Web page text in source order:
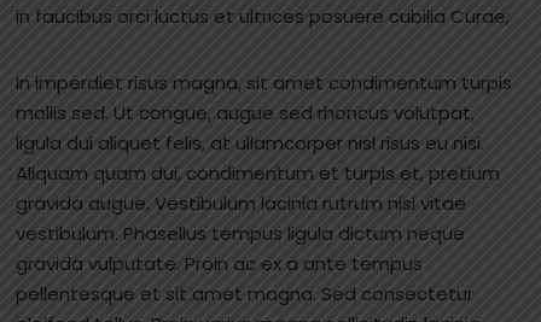
in faucibus orci luctus et ultrices posuere cubilia Curae;
In imperdiet risus magna, sit amet condimentum turpis
mollis sed. Ut congue, augue sed rhoncus volutpat,
ligula dui aliquet felis, at ullamcorper nisl risus eu nisi.
Aliquam quam dui, condimentum et turpis et, pretium
gravida augue. Vestibulum lacinia rutrum nisi vitae
vestibulum. Phasellus tempus ligula dictum neque
gravida vulputate. Proin ac ex a ante tempus
pellentesque et sit amet magna. Sed consectetur